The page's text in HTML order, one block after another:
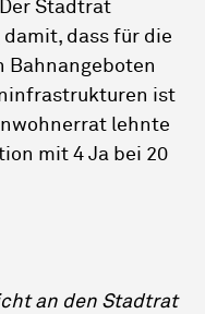
Stadtrat
dass für die
Bahnangeboten
ist
lehnte
mit 4 Ja bei 20
an den Stadtrat